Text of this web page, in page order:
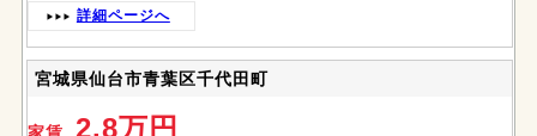
詳細ページへ
宮城県仙台市青葉区千代田町
2.8万円